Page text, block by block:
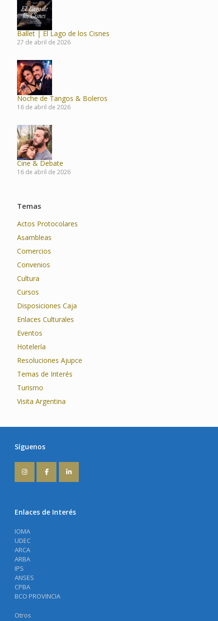
Ballet | El Lago de los Cisnes
27 de abril de 2026
Noche de Tangos & Boleros
16 de abril de 2026
Cine & Debate
16 de abril de 2026
Temas
Actos Protocolares
Asambleas
Comercios
Convenios
Cultura
Cursos
Disposiciones Caja
Enlaces Culturales
Eventos
Hotelería
Resoluciones Ajupce
Temas de Interés
Turismo
Visita Argentina
Síguenos
Enlaces de Interés
IOMA
UDEC
ARCA
ARBA
IPS
ANSES
CPBA
BCO PROVINCIA
Otros